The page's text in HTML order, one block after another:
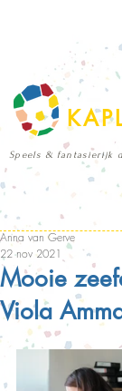
Speels & fantasierijk
Mooie
Viola
Anna van Gerve
22 nov 2021